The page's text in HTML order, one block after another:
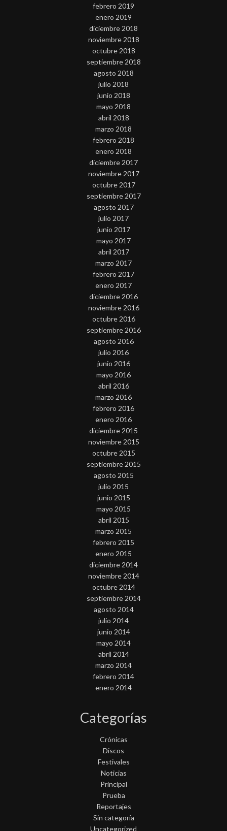
febrero 2019
enero 2019
diciembre 2018
noviembre 2018
octubre 2018
septiembre 2018
agosto 2018
julio 2018
junio 2018
mayo 2018
abril 2018
marzo 2018
febrero 2018
enero 2018
diciembre 2017
noviembre 2017
octubre 2017
septiembre 2017
agosto 2017
julio 2017
junio 2017
mayo 2017
abril 2017
marzo 2017
febrero 2017
enero 2017
diciembre 2016
noviembre 2016
octubre 2016
septiembre 2016
agosto 2016
julio 2016
junio 2016
mayo 2016
abril 2016
marzo 2016
febrero 2016
enero 2016
diciembre 2015
noviembre 2015
octubre 2015
septiembre 2015
agosto 2015
julio 2015
junio 2015
mayo 2015
abril 2015
marzo 2015
febrero 2015
enero 2015
diciembre 2014
noviembre 2014
octubre 2014
septiembre 2014
agosto 2014
julio 2014
junio 2014
mayo 2014
abril 2014
marzo 2014
febrero 2014
enero 2014
Categorías
Crónicas
Discos
Festivales
Noticias
Principal
Prueba
Reportajes
Sin categoría
Uncategorized